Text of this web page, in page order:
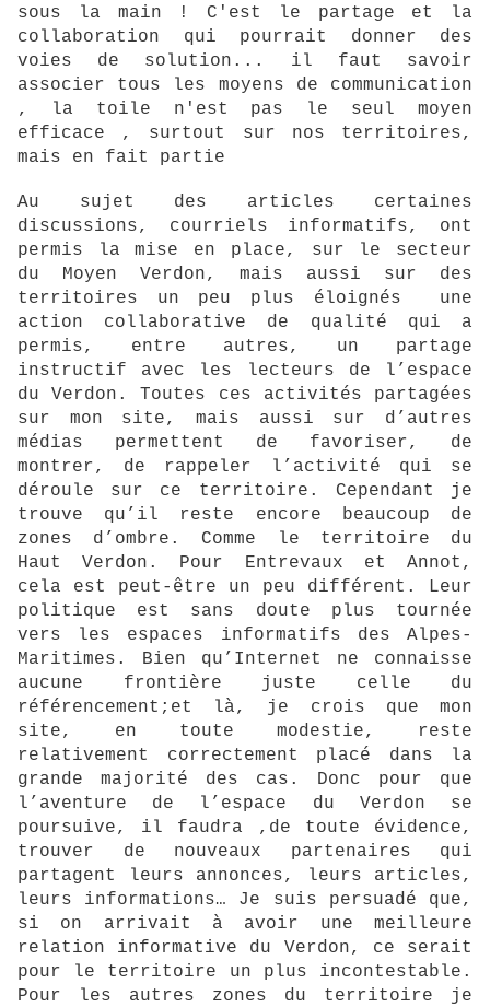
sous la main ! C'est le partage et la
collaboration qui pourrait donner des
voies de solution... il faut savoir
associer tous les moyens de communication
, la toile n'est pas le seul moyen
efficace , surtout sur nos territoires,
mais en fait partie
Au sujet des articles certaines
discussions, courriels informatifs, ont
permis la mise en place, sur le secteur
du Moyen Verdon, mais aussi sur des
territoires un peu plus éloignés une
action collaborative de qualité qui a
permis, entre autres, un partage
instructif avec les lecteurs de l’espace
du Verdon. Toutes ces activités partagées
sur mon site, mais aussi sur d’autres
médias permettent de favoriser, de
montrer, de rappeler l’activité qui se
déroule sur ce territoire. Cependant je
trouve qu’il reste encore beaucoup de
zones d’ombre. Comme le territoire du
Haut Verdon. Pour Entrevaux et Annot,
cela est peut-être un peu différent. Leur
politique est sans doute plus tournée
vers les espaces informatifs des Alpes-
Maritimes. Bien qu’Internet ne connaisse
aucune frontière juste celle du
référencement;et là, je crois que mon
site, en toute modestie, reste
relativement correctement placé dans la
grande majorité des cas. Donc pour que
l’aventure de l’espace du Verdon se
poursuive, il faudra ,de toute évidence,
trouver de nouveaux partenaires qui
partagent leurs annonces, leurs articles,
leurs informations… Je suis persuadé que,
si on arrivait à avoir une meilleure
relation informative du Verdon, ce serait
pour le territoire un plus incontestable.
Pour les autres zones du territoire je